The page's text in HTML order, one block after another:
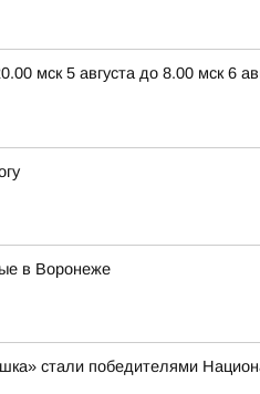
мск 5 августа до 8.00 мск 6
в Воронеже
стали победителями